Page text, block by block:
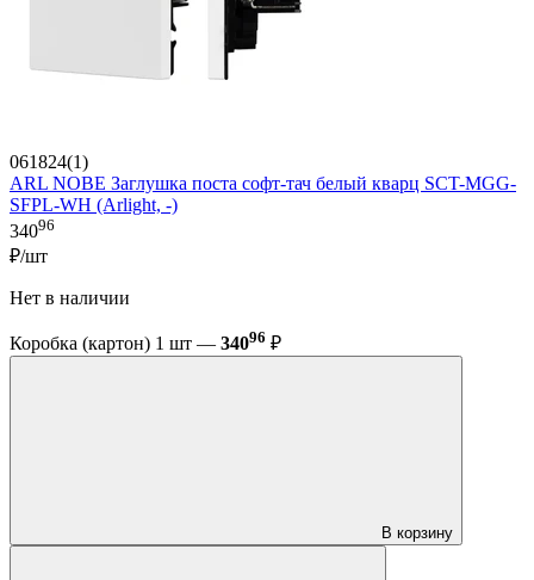
061824(1)
ARL NOBE Заглушка поста софт-тач белый кварц SCT-MGG-
SFPL-WH (Arlight, -)
34096
₽/шт
Нет в наличии
Коробка (картон) 1 шт — 34096 ₽
В корзину